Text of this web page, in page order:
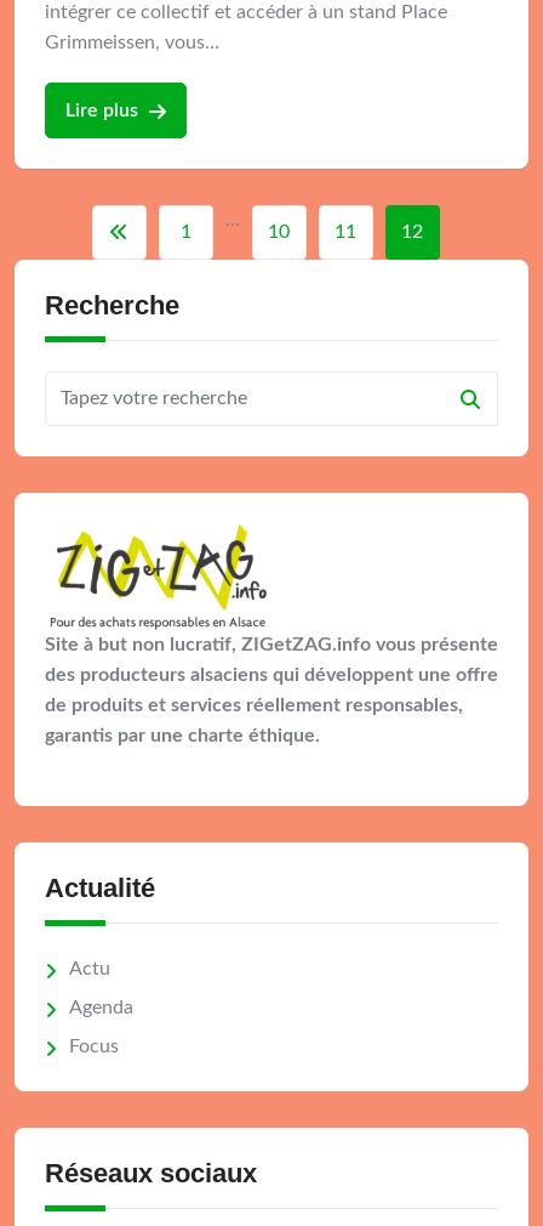
intégrer ce collectif et accéder à un stand Place
Grimmeissen, vous…
Lire plus
1
...
10 11 12
Recherche
Site à but non lucratif, ZIGetZAG.info vous présente
des producteurs alsaciens qui développent une offre
de produits et services réellement responsables,
garantis par une charte éthique.
Actualité
Actu
Agenda
Focus
Réseaux sociaux